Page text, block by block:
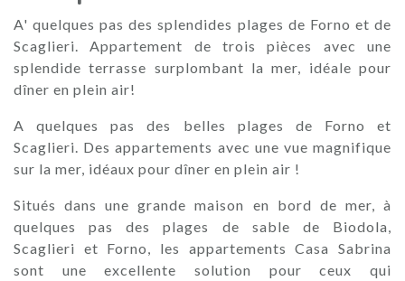
A' quelques pas des splendides plages de Forno et de
Scaglieri. Appartement de trois pièces avec une
splendide terrasse surplombant la mer, idéale pour
dîner en plein air!
A quelques pas des belles plages de Forno et
Scaglieri. Des appartements avec une vue magnifique
sur la mer, idéaux pour dîner en plein air !
Situés dans une grande maison en bord de mer, à
quelques pas des plages de sable de Biodola,
Scaglieri et Forno, les appartements Casa Sabrina
sont une excellente solution pour ceux qui